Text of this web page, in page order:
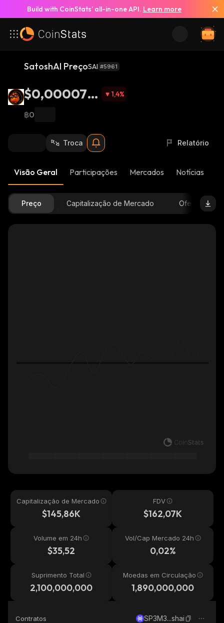
Build with CoinStats’ all-in-one API. Learn more
SatoshAI PreçoSAI #5961
$0,000077
2
1,4%
฿0
Troca Relatório
Visão Geral Participações Mercados Notícias
Preço Capitalização de Mercado Oferta
Capitalização de Mercado
$145,86K
FDV
$162,07K
Volume em 24h
$35,52
Vol/Cap Mercado 24h
0,02%
Suprimento Total
2,100,000,000
Moedas em Circulação
1,890,000,000
Contratos SP3M3...shai